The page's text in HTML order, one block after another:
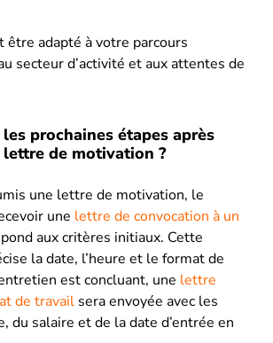
être adapté à votre parcours
secteur d’activité et aux attentes de
prochaines étapes après
lettre de motivation ?
une lettre de motivation, le
une lettre de convocation à un
aux critères initiaux. Cette
la date, l’heure et le format de
est concluant, une lettre
de travail sera envoyée avec les
du salaire et de la date d’entrée en